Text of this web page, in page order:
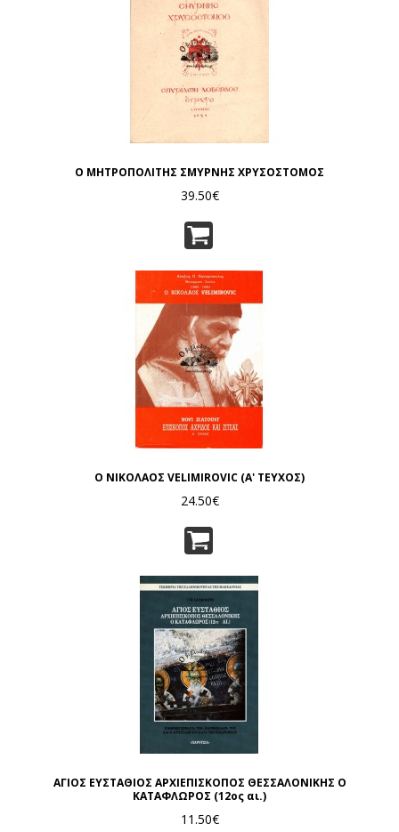
Ο ΜΗΤΡΟΠΟΛΙΤΗΣ ΣΜΥΡΝΗΣ ΧΡΥΣΟΣΤΟΜΟΣ
39.50€
Ο ΝΙΚΟΛΑΟΣ VELIMIROVIC (Α' ΤΕΥΧΟΣ)
24.50€
ΑΓΙΟΣ ΕΥΣΤΑΘΙΟΣ ΑΡΧΙΕΠΙΣΚΟΠΟΣ ΘΕΣΣΑΛΟΝΙΚΗΣ Ο
ΚΑΤΑΦΛΩΡΟΣ (12ος αι.)
11.50€